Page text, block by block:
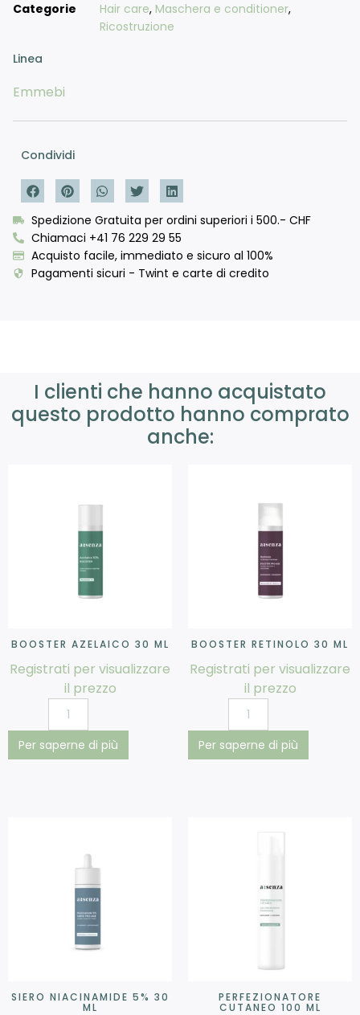
Categorie
Hair care, Maschera e conditioner,
Ricostruzione
Linea
Emmebi
Condividi
Spedizione Gratuita per ordini superiori i 500.- CHF
Chiamaci +41 76 229 29 55
Acquisto facile, immediato e sicuro al 100%
Pagamenti sicuri - Twint e carte di credito
I clienti che hanno acquistato
questo prodotto hanno comprato
anche:
BOOSTER AZELAICO 30 ML
Registrati per visualizzare
il prezzo
Per saperne di più
BOOSTER RETINOLO 30 ML
Registrati per visualizzare
il prezzo
Per saperne di più
SIERO NIACINAMIDE 5% 30
ML
PERFEZIONATORE
CUTANEO 100 ML